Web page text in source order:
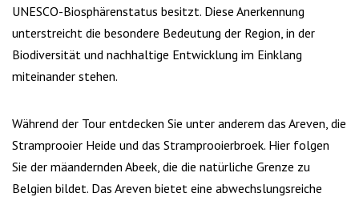
UNESCO-Biosphärenstatus besitzt. Diese Anerkennung
unterstreicht die besondere Bedeutung der Region, in der
Biodiversität und nachhaltige Entwicklung im Einklang
miteinander stehen.
Während der Tour entdecken Sie unter anderem das Areven, die
Stramprooier Heide und das Stramprooierbroek. Hier folgen
Sie der mäandernden Abeek, die die natürliche Grenze zu
Belgien bildet. Das Areven bietet eine abwechslungsreiche